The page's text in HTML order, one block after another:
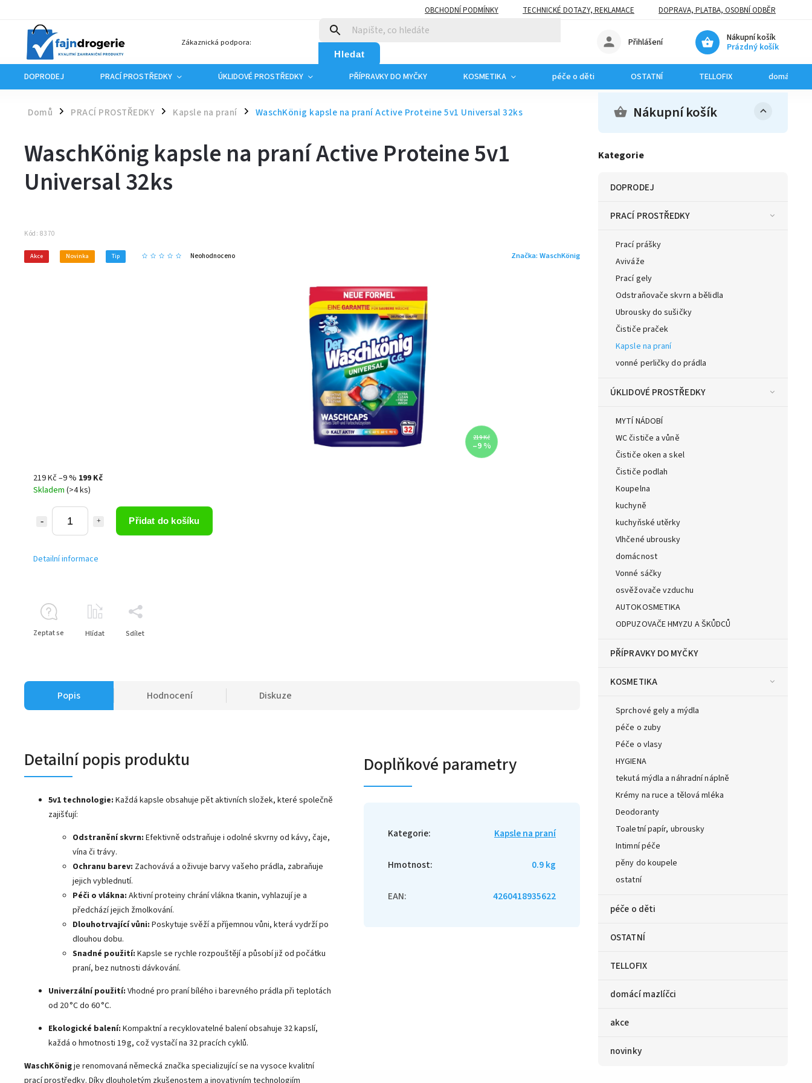
OBCHODNÍ PODMÍNKY TECHNICKÉ DOTAZY, REKLAMACE DOPRAVA, PLATBA, OSOBNÍ ODBĚR
Zákaznická podpora:
Hledat
Nákupní košík
Prázdný košík
Přihlášení
DOPRODEJ PRACÍ PROSTŘEDKY ÚKLIDOVÉ PROSTŘEDKY PŘÍPRAVKY DO MYČKY KOSMETIKA péče o děti OSTATNÍ TELLOFIX domácí
Domů / PRACÍ PROSTŘEDKY / Kapsle na praní / WaschKönig kapsle na praní Active Proteine 5v1 Universal 32ks Nákupní košík
Kategorie
DOPRODEJ
PRACÍ PROSTŘEDKY
Prací prášky
Aviváže
Prací gely
Odstraňovače skvrn a bělidla
Ubrousky do sušičky
Čističe praček
Kapsle na praní
vonné perličky do prádla
ÚKLIDOVÉ PROSTŘEDKY
MYTÍ NÁDOBÍ
WC čističe a vůně
Čističe oken a skel
Čističe podlah
Koupelna
kuchyně
kuchyňské utěrky
Vlhčené ubrousky
domácnost
Vonné sáčky
osvěžovače vzduchu
AUTOKOSMETIKA
ODPUZOVAČE HMYZU A ŠKŮDCŮ
PŘÍPRAVKY DO MYČKY
KOSMETIKA
Sprchové gely a mýdla
péče o zuby
Péče o vlasy
HYGIENA
tekutá mýdla a náhradní náplně
Krémy na ruce a tělová mléka
Deodoranty
Toaletní papír, ubrousky
Intimní péče
pěny do koupele
ostatní
péče o děti
OSTATNÍ
TELLOFIX
domácí mazlíčci
akce
novinky
WaschKönig kapsle na praní Active Proteine 5v1
Universal 32ks
Kód: 8370
Akce Novinka Tip Neohodnoceno Značka: WaschKönig
219 Kč
–9 %
219 Kč–9 % 199 Kč
Skladem (>4 ks)
Přidat do košíku
Detailní informace
Zeptat se Hlídat Sdílet
Popis Hodnocení Diskuze
Detailní popis produktu
5v1 technologie: Každá kapsle obsahuje pět aktivních složek, které společně
zajišťují:
Odstranění skvrn: Efektivně odstraňuje i odolné skvrny od kávy, čaje,
vína či trávy.
Ochranu barev: Zachovává a oživuje barvy vašeho prádla, zabraňuje
jejich vyblednutí.
Péči o vlákna: Aktivní proteiny chrání vlákna tkanin, vyhlazují je a
předchází jejich žmolkování.
Dlouhotrvající vůni: Poskytuje svěží a příjemnou vůni, která vydrží po
dlouhou dobu.
Snadné použití: Kapsle se rychle rozpouštějí a působí již od počátku
praní, bez nutnosti dávkování.
Univerzální použití: Vhodné pro praní bílého i barevného prádla při teplotách
od 20 °C do 60 °C.
Ekologické balení: Kompaktní a recyklovatelné balení obsahuje 32 kapslí,
každá o hmotnosti 19 g, což vystačí na 32 pracích cyklů.
WaschKönigje renomovaná německá značka specializující se na vysoce kvalitní
prací prostředky. Díky dlouholetým zkušenostem a inovativním technologiím
Doplňkové parametry
Kategorie: Kapsle na praní
Hmotnost: 0.9 kg
EAN: 4260418935622